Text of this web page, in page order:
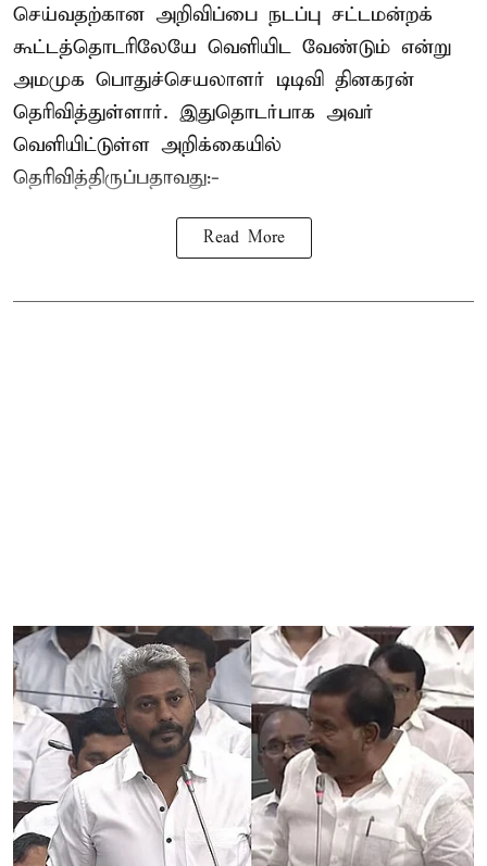
செய்வதற்கான அறிவிப்பை நடப்பு சட்டமன்றக்
கூட்டத்தொடரிலேயே வெளியிட வேண்டும் என்று
அமமுக பொதுச்செயலாளர் டிடிவி தினகரன்
தெரிவித்துள்ளார். இதுதொடர்பாக அவர்
வெளியிட்டுள்ள அறிக்கையில்
தெரிவித்திருப்பதாவது:-
Read More